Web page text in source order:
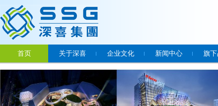
首页 关于深喜 企业文化 新闻中心 旗